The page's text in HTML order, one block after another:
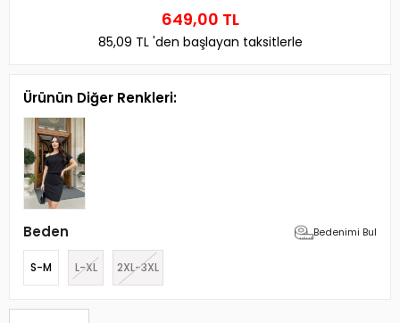
649,00 TL
85,09 TL 'den başlayan taksitlerle
Ürünün Diğer Renkleri:
Beden Bedenimi Bul
S-M L-XL 2XL-3XL